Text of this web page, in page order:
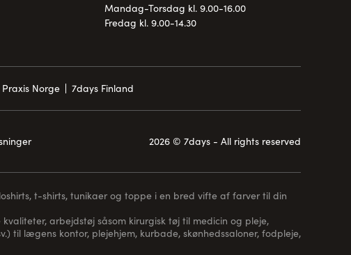
Mandag-Torsdag kl. 9.00-16.00
Fredag kl. 9.00-14.30
Praxis Norge 7days Finland
2026 © 7days - All rights reserved
t-shirts, tunikaer og toppe i en bred vifte af farver til din
arbejdstøj såsom kirurgisk tøj til medicin og pleje,
til lægens kontor, plejehjem, kurbade, skønhedssaloner, fodpleje,